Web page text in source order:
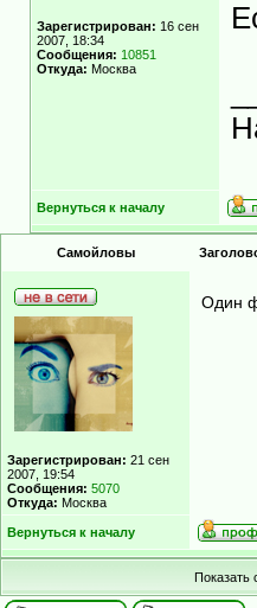
Зарегистрирован: 16 сен
2007, 18:34
Сообщения: 10851
Откуда: Москва
Вернуться к началу
Самойловы
Зарегистрирован: 21 сен
2007, 19:54
Сообщения: 5070
Откуда: Москва
Один
Вернуться к началу
Показать